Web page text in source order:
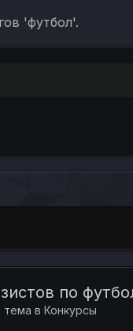
'футбол'.
по
тема в Конкурсы